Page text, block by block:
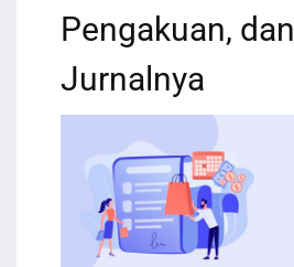
Pengakuan, dan
Jurnalnya